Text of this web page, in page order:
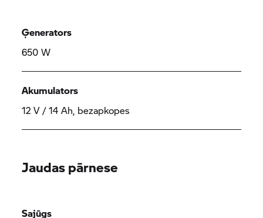
Ģenerators
650 W
Akumulators
12 V / 14 Ah, bezapkopes
Jaudas pārnese
Sajūgs